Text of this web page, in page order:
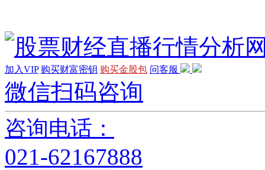
加入VIP 购买财富密钥 购买金股包 问客服
微信扫码咨询
咨询电话：
021-62167888